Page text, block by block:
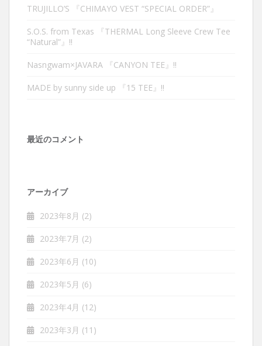
TRUJILLO’S 『CHIMAYO VEST “SPECIAL ORDER”』
S.O.S. from Texas 『THERMAL Long Sleeve Crew Tee
“Natural”』‼︎
Nasngwam×JAVARA 『CANYON TEE』‼︎
MADE by sunny side up 『15 TEE』‼︎
最近のコメント
アーカイブ
2023年8月 (2)
2023年7月 (2)
2023年6月 (10)
2023年5月 (6)
2023年4月 (12)
2023年3月 (11)